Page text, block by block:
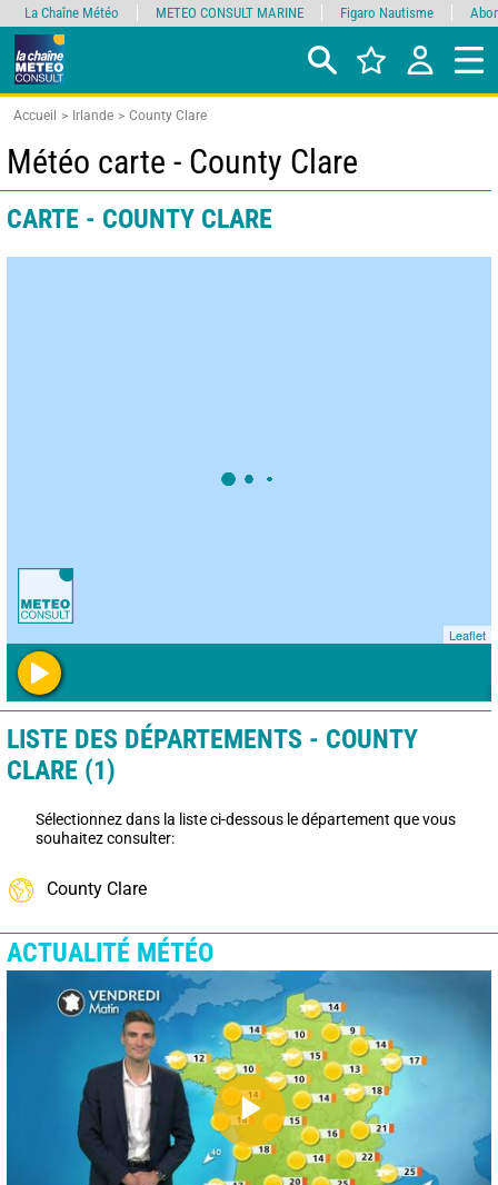
Accueil Irlande County Clare
Météo carte - County Clare
CARTE - COUNTY CLARE
Leaflet
LISTE DES DÉPARTEMENTS - COUNTY
CLARE (1)
Sélectionnez dans la liste ci-dessous le département que vous
souhaitez consulter:
County Clare
ACTUALITÉ MÉTÉO
La Chaîne Météo METEO CONSULT MARINE Figaro Nautisme